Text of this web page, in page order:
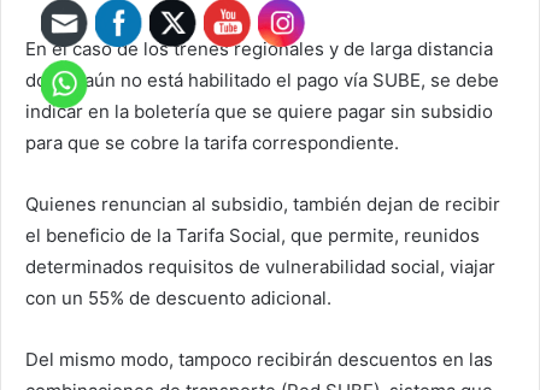
En el caso de los trenes regionales y de larga distancia
donde aún no está habilitado el pago vía SUBE, se debe
indicar en la boletería que se quiere pagar sin subsidio
para que se cobre la tarifa correspondiente.
Quienes renuncian al subsidio, también dejan de recibir
el beneficio de la Tarifa Social, que permite, reunidos
determinados requisitos de vulnerabilidad social, viajar
con un 55% de descuento adicional.
Del mismo modo, tampoco recibirán descuentos en las